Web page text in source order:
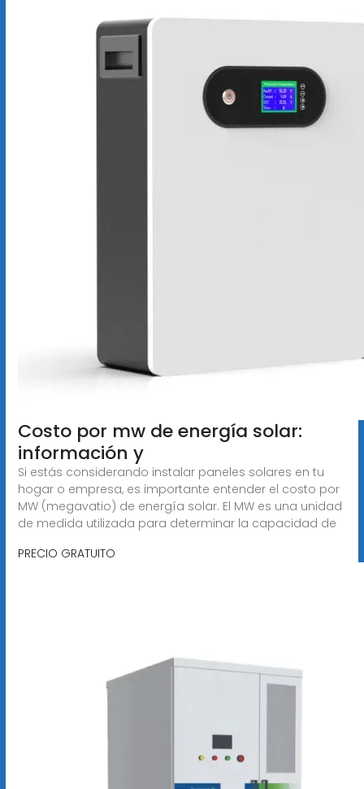
Costo por mw de energía solar:
información y
Si estás considerando instalar paneles solares en tu
hogar o empresa, es importante entender el costo por
MW (megavatio) de energía solar. El MW es una unidad
de medida utilizada para determinar la capacidad de
PRECIO GRATUITO